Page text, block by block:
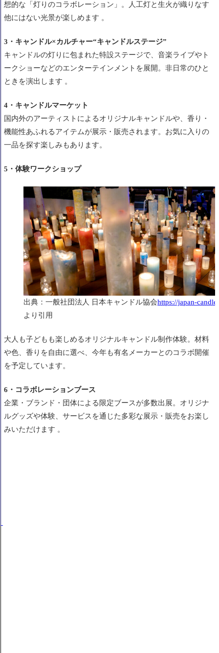
想的な「灯りのコラボレーション」。人工灯と生火が織りなす
他にはない光景が楽しめます 。
3・キャンドル×カルチャー“キャンドルステージ”
キャンドルの灯りに包まれた特設ステージで、音楽ライブやト
ークショーなどのエンターテインメントを展開。非日常のひと
ときを演出します 。
4・キャンドルマーケット
国内外のアーティストによるオリジナルキャンドルや、香り・
機能性あふれるアイテムが展示・販売されます。お気に入りの
一品を探す楽しみもあります。
5・体験ワークショップ
出典：一般社団法人 日本キャンドル協会https://japan-
より引用
大人も子どもも楽しめるオリジナルキャンドル制作体験。材料
や色、香りを自由に選べ、今年も有名メーカーとのコラボ開催
を予定しています。
6・コラボレーションブース
企業・ブランド・団体による限定ブースが多数出展。オリジナ
ルグッズや体験、サービスを通じた多彩な展示・販売をお楽し
みいただけます 。